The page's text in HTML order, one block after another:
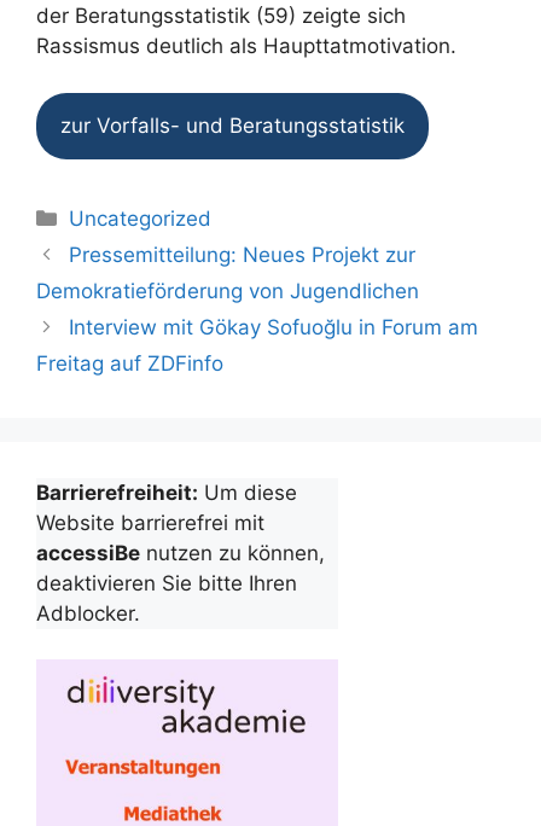
der Beratungsstatistik (59) zeigte sich
Rassismus deutlich als Haupttatmotivation.
zur Vorfalls- und Beratungsstatistik
Kategorien
Uncategorized
Pressemitteilung: Neues Projekt zur
Demokratieförderung von Jugendlichen
Interview mit Gökay Sofuoğlu in Forum am
Freitag auf ZDFinfo
Barrierefreiheit: Um diese
Website barrierefrei mit
accessiBe nutzen zu können,
deaktivieren Sie bitte Ihren
Adblocker.